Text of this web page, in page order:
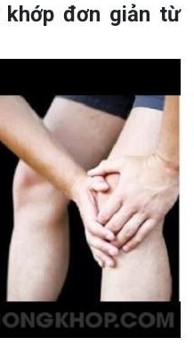
đơn giản từ